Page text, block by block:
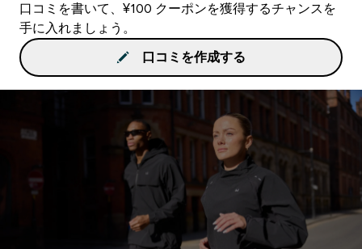
口コミを書いて、¥100 クーポンを獲得するチャンスを
手に入れましょう。
口コミを作成する